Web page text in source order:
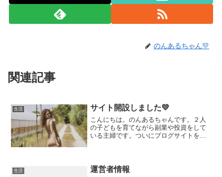
のんあるちゃん💛
関連記事
生活 サイト開設しました💛
こんにちは。のんあるちゃんです。２人
の子どもを育てながら副業や投資をして
いる主婦です。ついにブログサイトを開
が、よければお読みください...
生活 運営者情報